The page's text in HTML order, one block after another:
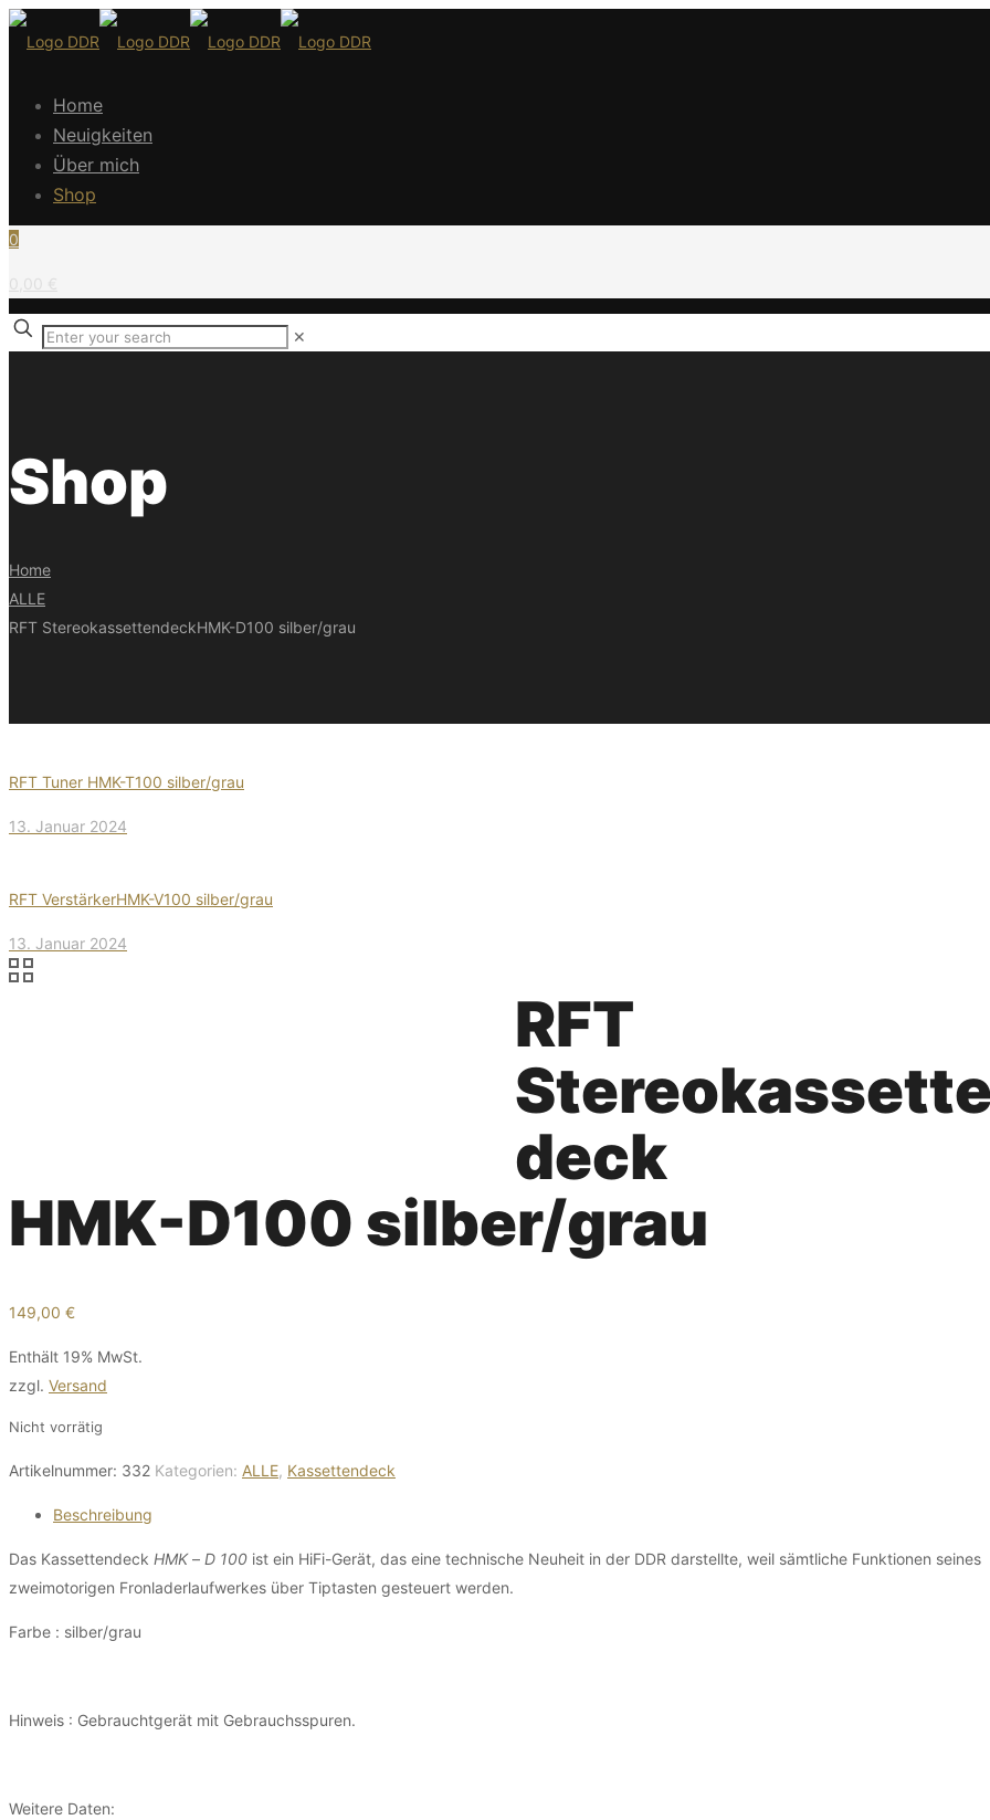
Home
Neuigkeiten
Über mich
Shop
0
0,00 €
✕
Shop
Home
ALLE
RFT StereokassettendeckHMK-D100 silber/grau
RFT Tuner HMK-T100 silber/grau
13. Januar 2024
RFT VerstärkerHMK-V100 silber/grau
13. Januar 2024
RFT
deck
HMK-D100 silber/grau
149,00 €
Enthält 19% MwSt.
zzgl. Versand
Nicht vorrätig
Artikelnummer: 332 Kategorien: ALLE, Kassettendeck
Beschreibung
Das Kassettendeck HMK– D 100 ist ein HiFi-Gerät, das eine technische Neuheit in der DDR darstellte, weil sämtliche Funktionen seines
zweimotorigen Fronladerlaufwerkes über Tiptasten gesteuert werden.
Farbe : silber/grau
Hinweis : Gebrauchtgerät mit Gebrauchsspuren.
Weitere Daten: